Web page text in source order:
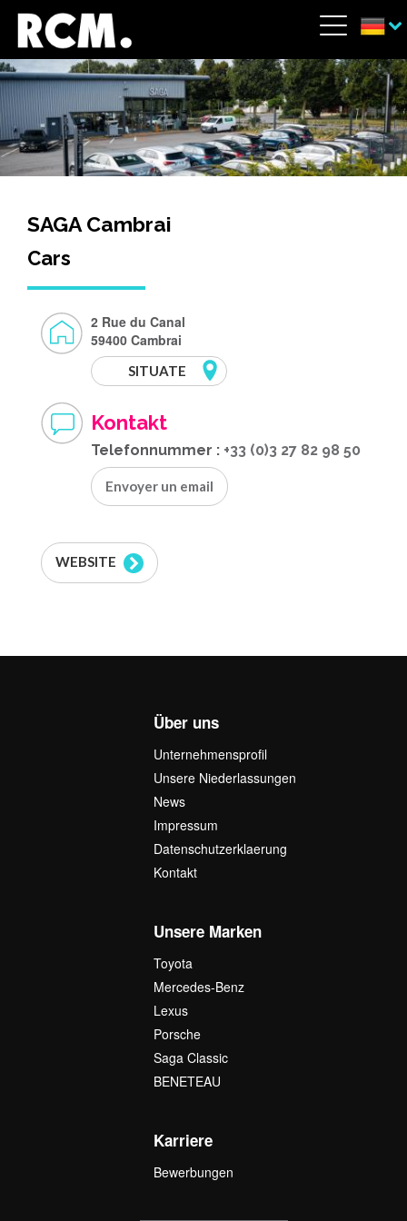
Direkt zum Inhalt
Menü
SAGA Cambrai
Cars
2 Rue du Canal
59400 Cambrai
SITUATE
Kontakt
Telefonnummer : +33 (0)3 27 82 98 50
Envoyer un email
WEBSITE
Über uns
Unternehmensprofil
Unsere Niederlassungen
News
Impressum
Datenschutzerklaerung
Kontakt
Unsere Marken
Toyota
Mercedes-Benz
Lexus
Porsche
Saga Classic
BENETEAU
Karriere
Bewerbungen